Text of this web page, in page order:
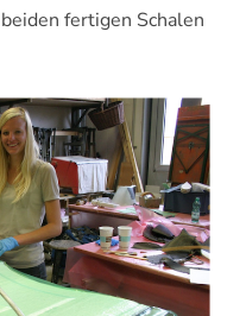
fertigen Schalen